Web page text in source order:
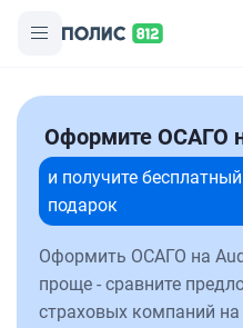
Оформите ОСАГО
и получите
подарок
Оформить ОСАГО на
проще - сравните
страховых компаний